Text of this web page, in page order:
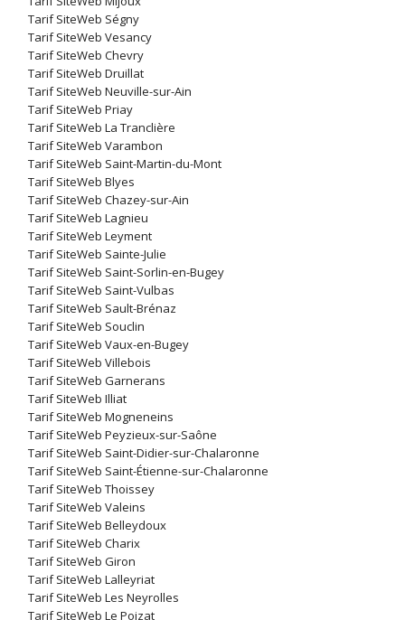
Tarif SiteWeb Ségny
Tarif SiteWeb Vesancy
Tarif SiteWeb Chevry
Tarif SiteWeb Druillat
Tarif SiteWeb Neuville-sur-Ain
Tarif SiteWeb Priay
Tarif SiteWeb La Tranclière
Tarif SiteWeb Varambon
Tarif SiteWeb Saint-Martin-du-Mont
Tarif SiteWeb Blyes
Tarif SiteWeb Chazey-sur-Ain
Tarif SiteWeb Lagnieu
Tarif SiteWeb Leyment
Tarif SiteWeb Sainte-Julie
Tarif SiteWeb Saint-Sorlin-en-Bugey
Tarif SiteWeb Saint-Vulbas
Tarif SiteWeb Sault-Brénaz
Tarif SiteWeb Souclin
Tarif SiteWeb Vaux-en-Bugey
Tarif SiteWeb Villebois
Tarif SiteWeb Garnerans
Tarif SiteWeb Illiat
Tarif SiteWeb Mogneneins
Tarif SiteWeb Peyzieux-sur-Saône
Tarif SiteWeb Saint-Didier-sur-Chalaronne
Tarif SiteWeb Saint-Étienne-sur-Chalaronne
Tarif SiteWeb Thoissey
Tarif SiteWeb Valeins
Tarif SiteWeb Belleydoux
Tarif SiteWeb Charix
Tarif SiteWeb Giron
Tarif SiteWeb Lalleyriat
Tarif SiteWeb Les Neyrolles
Tarif SiteWeb Le Poizat